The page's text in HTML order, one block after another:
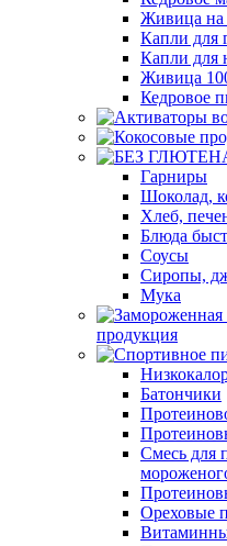
Живица на
Капли для
Капли для
Живица
Кедровое
Гарниры
Шоколад,
Хлеб,
Блюда
Соусы
Сиропы,
Мука
продукция
Батончики
Смесь для
Ореховые